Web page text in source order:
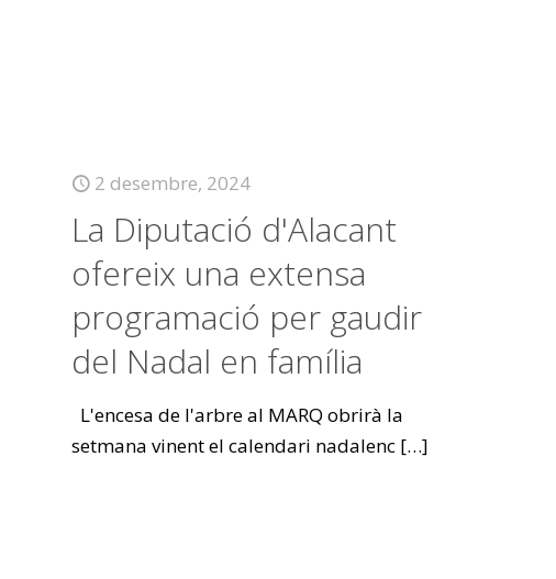
2 desembre, 2024
La Diputació d'Alacant
ofereix una extensa
programació per gaudir
del Nadal en família
L'encesa de l'arbre al MARQ obrirà la
setmana vinent el calendari nadalenc […]